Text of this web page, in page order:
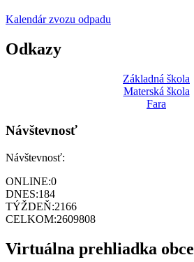
Kalendár zvozu odpadu
Odkazy
Základná škola
Materská škola
Fara
Návštevnosť
Návštevnosť:
ONLINE:0
DNES:184
TÝŽDEŇ:2166
CELKOM:2609808
Virtuálna prehliadka obce